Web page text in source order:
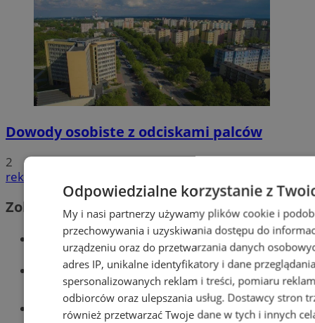
Dowody osobiste z odciskami palców
2
reklama
Zobacz również
Wiadomości kryminalne w Tychach
Wiadomości lokalne
Części samochodowe do -70%!
Odpowiedzialne korzystanie z
My i nasi partnerzy używamy plików cookie i
przechowywania i uzyskiwania dostępu do
urządzeniu oraz do przetwarzania danych
adres IP, unikalne identyfikatory i dane
spersonalizowanych reklam i treści, pomiaru
odbiorców oraz ulepszania usług. Dostawcy stron
również przetwarzać Twoje dane w tych i innych